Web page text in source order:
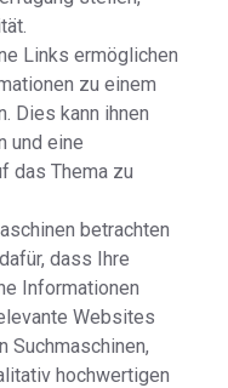
Links ermöglichen
zu einem
Dies kann ihnen
und eine
das Thema zu
betrachten
dass Ihre
Informationen
Websites
Suchmaschinen,
hochwertigen